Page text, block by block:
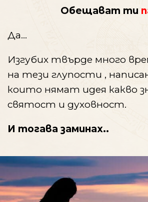
Обещават ти
Да…
Изгубих твърде много
на тези глупости ,
които нямат идея какво
святост и духовност.
И тогава заминах..